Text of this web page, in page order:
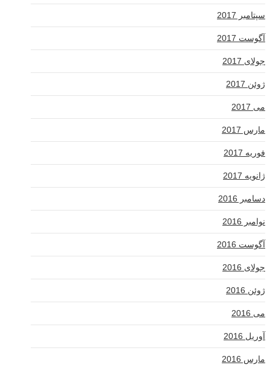
سپتامبر 2017
آگوست 2017
جولای 2017
ژوئن 2017
می 2017
مارس 2017
فوریه 2017
ژانویه 2017
دسامبر 2016
نوامبر 2016
آگوست 2016
جولای 2016
ژوئن 2016
می 2016
آوریل 2016
مارس 2016